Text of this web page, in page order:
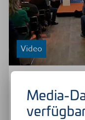
Video
Live von
Interclean
Media-